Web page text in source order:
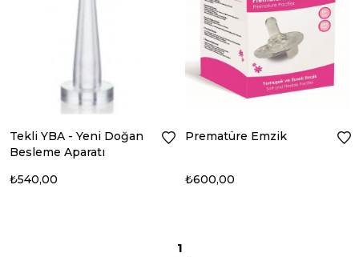
Tekli YBA - Yeni Doğan
Besleme Aparatı
₺540,00
Prematüre Emzik
₺600,00
1